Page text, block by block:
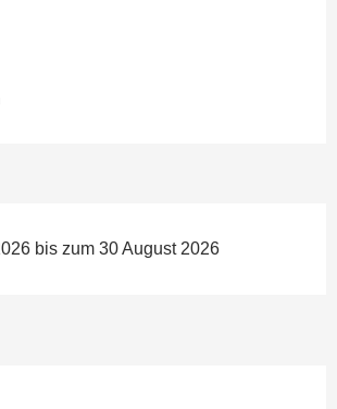
bis zum 30 August 2026